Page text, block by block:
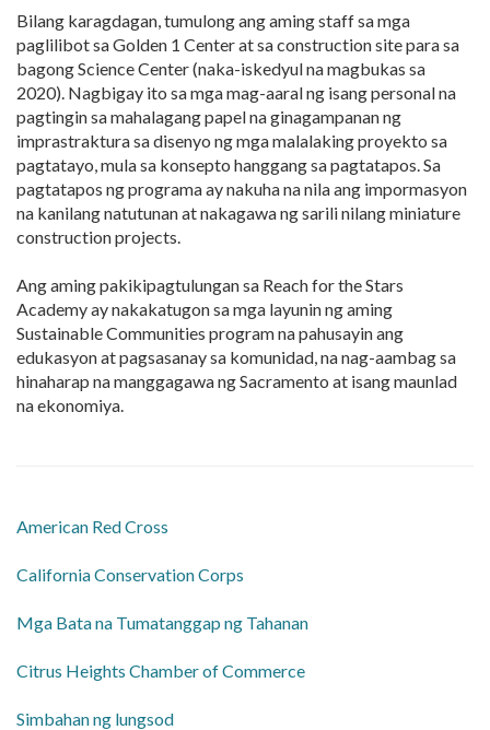
Bilang karagdagan, tumulong ang aming staff sa mga
paglilibot sa Golden 1 Center at sa construction site para sa
bagong Science Center (naka-iskedyul na magbukas sa
2020). Nagbigay ito sa mga mag-aaral ng isang personal na
pagtingin sa mahalagang papel na ginagampanan ng
imprastraktura sa disenyo ng mga malalaking proyekto sa
pagtatayo, mula sa konsepto hanggang sa pagtatapos. Sa
pagtatapos ng programa ay nakuha na nila ang impormasyon
na kanilang natutunan at nakagawa ng sarili nilang miniature
construction projects.
Ang aming pakikipagtulungan sa Reach for the Stars
Academy ay nakakatugon sa mga layunin ng aming
Sustainable Communities program na pahusayin ang
edukasyon at pagsasanay sa komunidad, na nag-aambag sa
hinaharap na manggagawa ng Sacramento at isang maunlad
na ekonomiya.
American Red Cross
California Conservation Corps
Mga Bata na Tumatanggap ng Tahanan
Citrus Heights Chamber of Commerce
Simbahan ng lungsod